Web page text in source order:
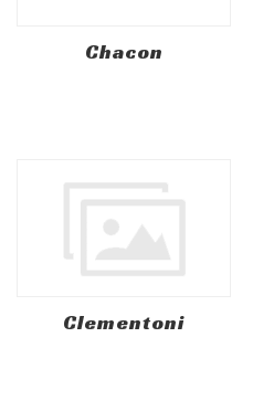
Chacon
Clementoni